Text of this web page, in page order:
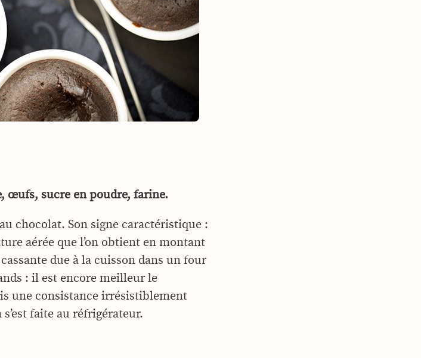
œufs, sucre en poudre, farine.
chocolat. Son signe caractéristique :
aérée que l’on obtient en montant
due à la cuisson dans un four
: il est encore meilleur le
une consistance irrésistiblement
faite au réfrigérateur.